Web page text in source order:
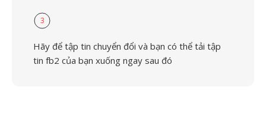
3
Hãy để tập tin chuyển đổi và bạn có thể tải tập
tin fb2 của bạn xuống ngay sau đó